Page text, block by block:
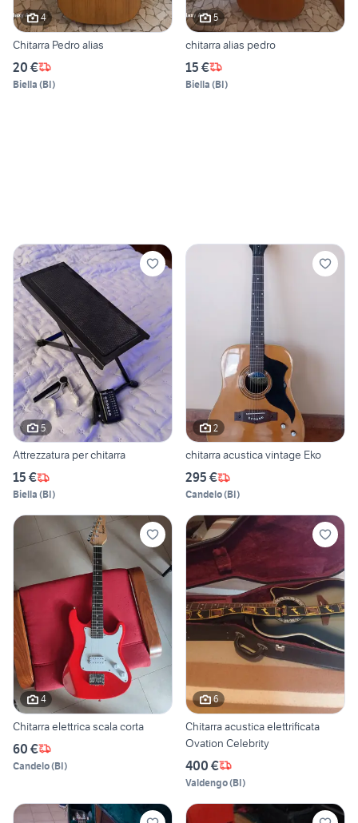
4
Chitarra Pedro alias
20 €
Biella (BI)
5
chitarra alias pedro
15 €
Biella (BI)
5
Attrezzatura per chitarra
15 €
Biella (BI)
2
chitarra acustica vintage Eko
295 €
Candelo(BI)
4
Chitarra elettrica scala corta
60 €
Candelo(BI)
6
Chitarra acustica elettrificata
Ovation Celebrity
400 €
Valdengo(BI)